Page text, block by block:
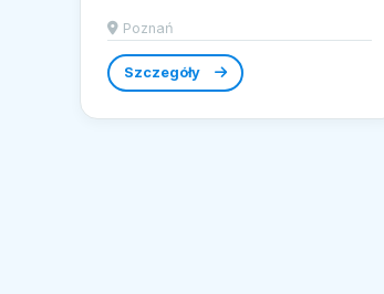
bezpiecznego i dogodnego...
Poznań
Szczegóły